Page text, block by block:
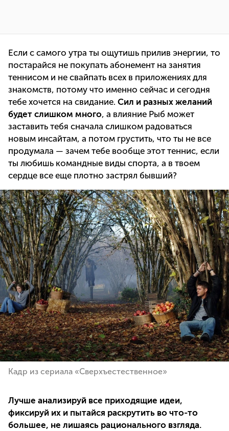
Если с самого утра ты ощутишь прилив энергии, то
постарайся не покупать абонемент на занятия
теннисом и не свайпать всех в приложениях для
знакомств, потому что именно сейчас и сегодня
тебе хочется на свидание. Сил и разных желаний
будет слишком много, а влияние Рыб может
заставить тебя сначала слишком радоваться
новым инсайтам, а потом грустить, что ты не все
продумала — зачем тебе вообще этот теннис, если
ты любишь командные виды спорта, а в твоем
сердце все еще плотно застрял бывший?
Кадр из сериала «Сверхъестественное»
Лучше анализируй все приходящие идеи,
фиксируй их и пытайся раскрутить во что-то
большее, не лишаясь рационального взгляда.